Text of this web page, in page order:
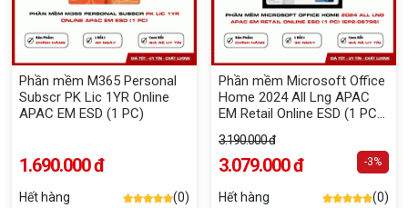
Phần mềm M365 Personal
Subscr PK Lic 1YR Online
APAC EM ESD (1 PC)
1.690.000 đ
Hết hàng (0)
Phần mềm Microsoft Office
Home 2024 All Lng APAC
EM Retail Online ESD (1 PC)
3.190.000 đ
3.079.000 đ -3%
Hết hàng (0)